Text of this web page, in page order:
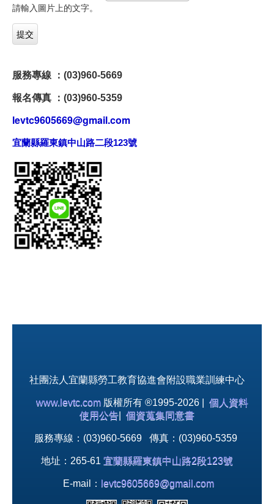
請輸入圖片上的文字。
服務專線 ：(03)960-5669
報名傳真 ：(03)960-5359
levtc9605669@gmail.com
宜蘭縣羅東鎮中山路二段123號
社團法人宜蘭縣勞工教育協進會附設職業訓練中心
www.levtc.com 版權所有 ®1995-2026 | 個人資料
使用公告
個資蒐集同意書
服務專線：(03)960-5669 傳真：(03)960-5359
地址：265-61 宜蘭縣羅東鎮中山路2段123號
E-mail： levtc9605669@gmail.com